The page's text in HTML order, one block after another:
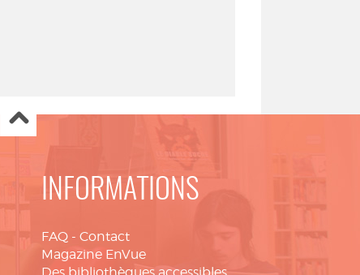
INFORMATIONS
FAQ - Contact
Magazine EnVue